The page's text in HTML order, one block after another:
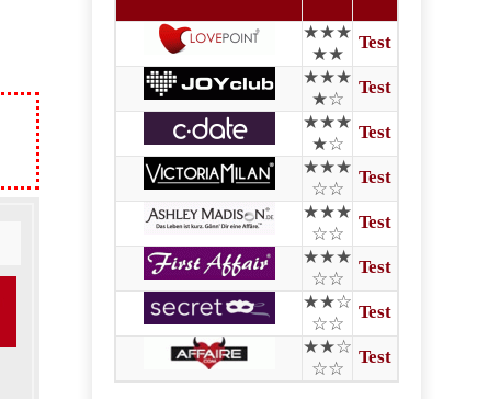
★★★
★★
Test
★★★
★☆
Test
★★★
★☆
Test
★★★
☆☆
Test
★★★
☆☆
Test
★★★
☆☆
Test
★★☆
☆☆
Test
★★☆
☆☆
Test